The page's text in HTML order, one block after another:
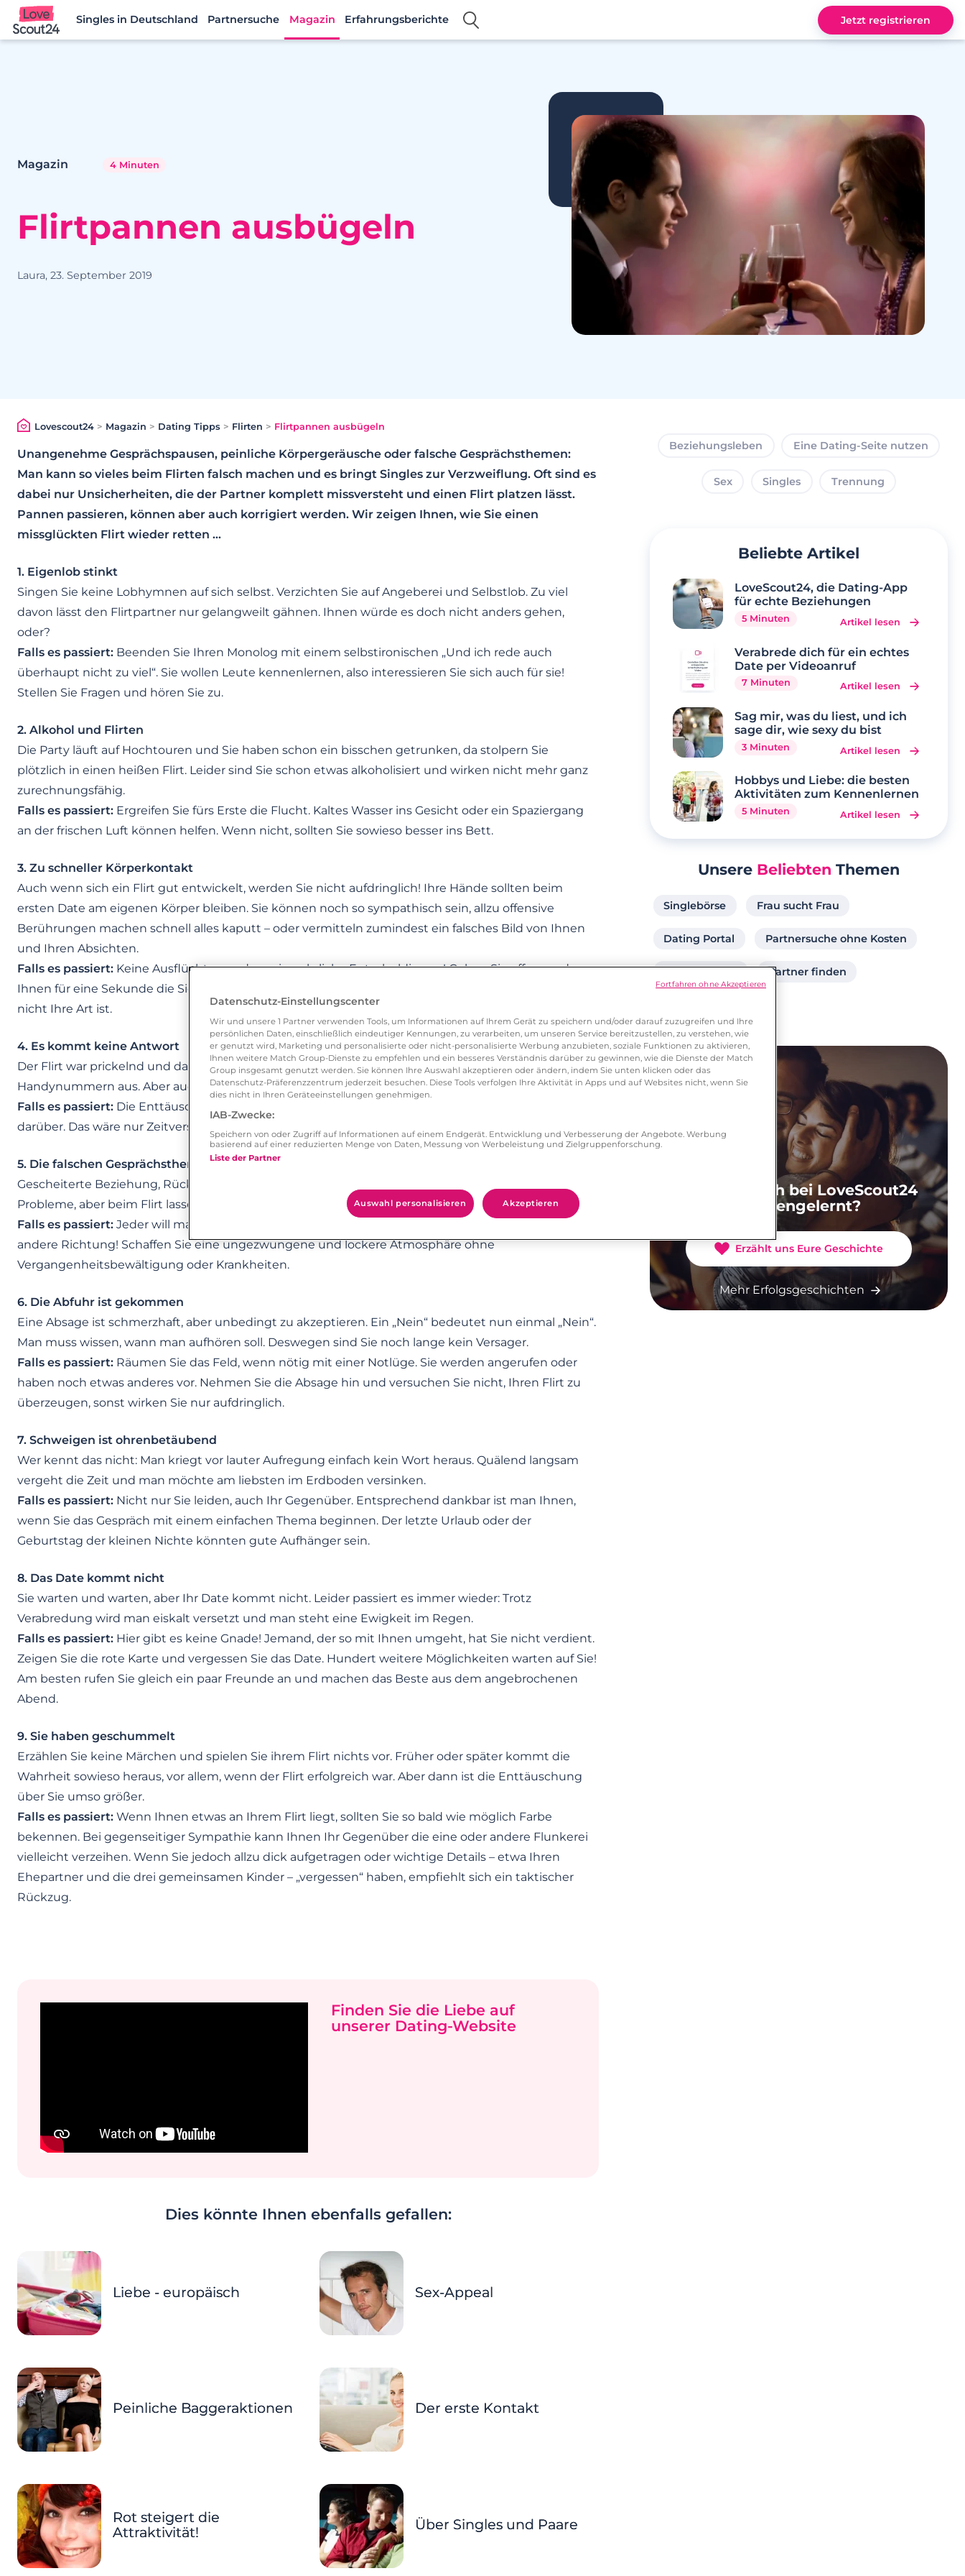
Lovescout24
Singles in Deutschland Partnersuche Magazin Erfahrungsberichte Jetzt registrieren
Magazin 4 Minuten
Flirtpannen ausbügeln
Laura, 23. September 2019
Lovescout24> Magazin > Dating Tipps > Flirten > Flirtpannen ausbügeln
Unangenehme Gesprächspausen, peinliche Körpergeräusche oder falsche Gesprächsthemen:
Man kann so vieles beim Flirten falsch machen und es bringt Singles zur Verzweiflung. Oft sind es
dabei nur Unsicherheiten, die der Partner komplett missversteht und einen Flirt platzen lässt.
Pannen passieren, können aber auch korrigiert werden. Wir zeigen Ihnen, wie Sie einen
missglückten Flirt wieder retten …
1. Eigenlob stinkt
Singen Sie keine Lobhymnen auf sich selbst. Verzichten Sie auf Angeberei und Selbstlob. Zu viel
davon lässt den Flirtpartner nur gelangweilt gähnen. Ihnen würde es doch nicht anders gehen,
oder?
Falls es passiert: Beenden Sie Ihren Monolog mit einem selbstironischen „Und ich rede auch
überhaupt nicht zu viel“. Sie wollen Leute kennenlernen, also interessieren Sie sich auch für sie!
Stellen Sie Fragen und hören Sie zu.
2. Alkohol und Flirten
Die Party läuft auf Hochtouren und Sie haben schon ein bisschen getrunken, da stolpern Sie
plötzlich in einen heißen Flirt. Leider sind Sie schon etwas alkoholisiert und wirken nicht mehr ganz
zurechnungsfähig.
Falls es passiert: Ergreifen Sie fürs Erste die Flucht. Kaltes Wasser ins Gesicht oder ein Spaziergang
an der frischen Luft können helfen. Wenn nicht, sollten Sie sowieso besser ins Bett.
3. Zu schneller Körperkontakt
Auch wenn sich ein Flirt gut entwickelt, werden Sie nicht aufdringlich! Ihre Hände sollten beim
ersten Date am eigenen Körper bleiben. Sie können noch so sympathisch sein, allzu offensive
Berührungen machen schnell alles kaputt – oder vermitteln zumindest ein falsches Bild von Ihnen
und Ihren Absichten.
Falls es passiert: Keine Ausflüchte, sondern eine ehrliche Entschuldigung! Geben Sie offen zu, dass
Ihnen für eine Sekunde die Sicherung rausgeflogen ist. Machen Sie klar, dass das normalerweise
nicht Ihre Art ist.
4. Es kommt keine Antwort
Der Flirt war prickelnd und das Date lief hervorragend. Sie wollen Kontakt halten und tauschen
Handynummern aus. Aber auch nach mehreren Tagen erhalten Sie immer noch keine Nachricht.
Falls es passiert: Die Enttäuschung ist natürlich groß. Aber zerbrechen Sie sich auch nicht den Kopf
darüber. Das wäre nur Zeitverschwendung, denn da draußen warten so viele Menschen auf Sie!
5. Die falschen Gesprächsthemen
Gescheiterte Beziehung, Rückenprobleme oder die anstrengende Arbeit: Jeder kennt diese
Probleme, aber beim Flirt lassen Sie diese bitte zu Hause.
Falls es passiert: Jeder will mal Dampf ablassen. Aber danach lenken Sie das Thema wieder in eine
andere Richtung! Schaffen Sie eine ungezwungene und lockere Atmosphäre ohne
Vergangenheitsbewältigung oder Krankheiten.
6. Die Abfuhr ist gekommen
Eine Absage ist schmerzhaft, aber unbedingt zu akzeptieren. Ein „Nein“ bedeutet nun einmal „Nein“.
Man muss wissen, wann man aufhören soll. Deswegen sind Sie noch lange kein Versager.
Falls es passiert: Räumen Sie das Feld, wenn nötig mit einer Notlüge. Sie werden angerufen oder
haben noch etwas anderes vor. Nehmen Sie die Absage hin und versuchen Sie nicht, Ihren Flirt zu
überzeugen, sonst wirken Sie nur aufdringlich.
7. Schweigen ist ohrenbetäubend
Wer kennt das nicht: Man kriegt vor lauter Aufregung einfach kein Wort heraus. Quälend langsam
vergeht die Zeit und man möchte am liebsten im Erdboden versinken.
Falls es passiert: Nicht nur Sie leiden, auch Ihr Gegenüber. Entsprechend dankbar ist man Ihnen,
wenn Sie das Gespräch mit einem einfachen Thema beginnen. Der letzte Urlaub oder der
Geburtstag der kleinen Nichte könnten gute Aufhänger sein.
8. Das Date kommt nicht
Sie warten und warten, aber Ihr Date kommt nicht. Leider passiert es immer wieder: Trotz
Verabredung wird man eiskalt versetzt und man steht eine Ewigkeit im Regen.
Falls es passiert: Hier gibt es keine Gnade! Jemand, der so mit Ihnen umgeht, hat Sie nicht verdient.
Zeigen Sie die rote Karte und vergessen Sie das Date. Hundert weitere Möglichkeiten warten auf Sie!
Am besten rufen Sie gleich ein paar Freunde an und machen das Beste aus dem angebrochenen
Abend.
9. Sie haben geschummelt
Erzählen Sie keine Märchen und spielen Sie ihrem Flirt nichts vor. Früher oder später kommt die
Wahrheit sowieso heraus, vor allem, wenn der Flirt erfolgreich war. Aber dann ist die Enttäuschung
über Sie umso größer.
Falls es passiert: Wenn Ihnen etwas an Ihrem Flirt liegt, sollten Sie so bald wie möglich Farbe
bekennen. Bei gegenseitiger Sympathie kann Ihnen Ihr Gegenüber die eine oder andere Flunkerei
vielleicht verzeihen. Wenn Sie jedoch allzu dick aufgetragen oder wichtige Details – etwa Ihren
Ehepartner und die drei gemeinsamen Kinder – „vergessen“ haben, empfiehlt sich ein taktischer
Rückzug.
Finden Sie die Liebe auf
unserer Dating-Website
Dies könnte Ihnen ebenfalls gefallen:
Liebe - europäisch Sex-Appeal
Peinliche Baggeraktionen Der erste Kontakt
Rot steigert die
Attraktivität!
Über Singles und Paare
Beziehungsleben Eine Dating-Seite nutzen
Sex Singles Trennung
Beliebte Artikel
LoveScout24, die Dating-App
für echte Beziehungen
5 Minuten Artikel lesen
Verabrede dich für ein echtes
Date per Videoanruf
7 Minuten Artikel lesen
Sag mir, was du liest, und ich
sage dir, wie sexy du bist
3 Minuten Artikel lesen
Hobbys und Liebe: die besten
Aktivitäten zum Kennenlernen
5 Minuten Artikel lesen
Unsere Beliebten Themen
Singlebörse Frau sucht Frau
Dating Portal Partnersuche ohne Kosten
Partner ab 40 Partner finden
Ihr habt Euch bei LoveScout24
kennengelernt?
Erzählt uns Eure Geschichte
Mehr Erfolgsgeschichten
Datenschutz-Einstellungscenter
Wir und unsere 1 Partner verwenden Tools, um Informationen auf Ihrem Gerät zu speichern und/oder darauf zuzugreifen und Ihre
persönlichen Daten, einschließlich eindeutiger Kennungen, zu verarbeiten, um unseren Service bereitzustellen, zu verstehen, wie
er genutzt wird, Marketing und personalisierte oder nicht-personalisierte Werbung anzubieten, soziale Funktionen zu aktivieren,
Ihnen weitere Match Group-Dienste zu empfehlen und ein besseres Verständnis darüber zu gewinnen, wie die Dienste der Match
Group insgesamt genutzt werden. Sie können Ihre Auswahl akzeptieren oder ändern, indem Sie unten klicken oder das
Datenschutz-Präferenzzentrum jederzeit besuchen. Diese Tools verfolgen Ihre Aktivität in Apps und auf Websites nicht, wenn Sie
dies nicht in Ihren Geräteeinstellungen genehmigen.
IAB-Zwecke:
Speichern von oder Zugriff auf Informationen auf einem Endgerät. Entwicklung und Verbesserung der Angebote. Werbung
basierend auf einer reduzierten Menge von Daten, Messung von Werbeleistung und Zielgruppenforschung.
Liste der Partner
Auswahl personalisieren Akzeptieren
Fortfahren ohne Akzeptieren